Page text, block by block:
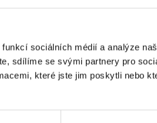
sociálních médií a analýze
sdílíme se svými partnery pro
které jste jim poskytli nebo